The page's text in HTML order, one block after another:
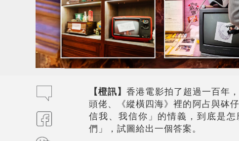
【橙訊】香港電影拍了超過一百年
頭佬、《縱橫四海》裡的阿占與
信我、我信你」的情義，到底是
們」，試圖給出一個答案。